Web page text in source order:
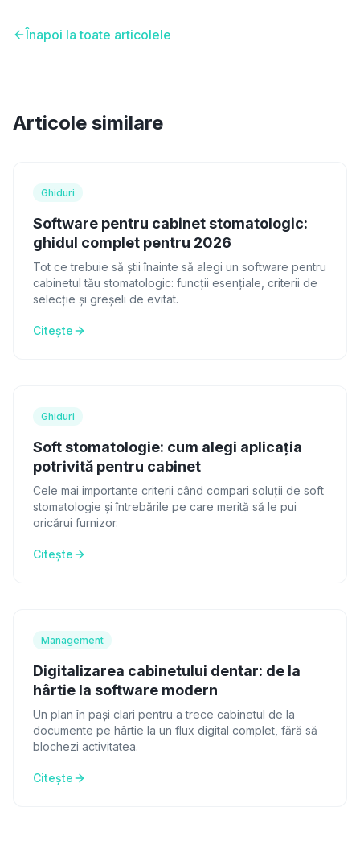
Înapoi la toate articolele
Articole similare
Ghiduri
Software pentru cabinet stomatologic:
ghidul complet pentru 2026
Tot ce trebuie să știi înainte să alegi un software pentru
cabinetul tău stomatologic: funcții esențiale, criterii de
selecție și greșeli de evitat.
Citește
Ghiduri
Soft stomatologie: cum alegi aplicația
potrivită pentru cabinet
Cele mai importante criterii când compari soluții de soft
stomatologie și întrebările pe care merită să le pui
oricărui furnizor.
Citește
Management
Digitalizarea cabinetului dentar: de la
hârtie la software modern
Un plan în pași clari pentru a trece cabinetul de la
documente pe hârtie la un flux digital complet, fără să
blochezi activitatea.
Citește